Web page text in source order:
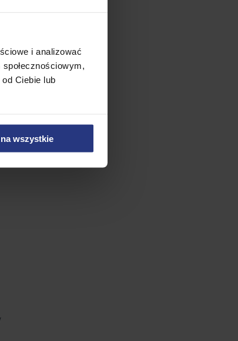
i analizować
Ciebie lub
wszystkie